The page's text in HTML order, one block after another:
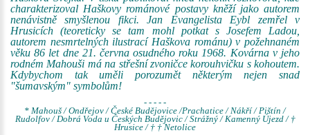
charakterizoval Haškovy románové postavy kněží jako autorem
nenávistně smyšlenou fikci. Jan Evangelista Eybl zemřel v
Hrusicích (teoreticky se tam mohl potkat s Josefem Ladou,
autorem nesmrtelných ilustrací Haškova románu) v požehnaném
věku 86 let dne 21. června osudného roku 1968. Kovárna v jeho
rodném Mahouši má na střešní zvoničce korouhvičku s kohoutem.
Kdybychom tak uměli porozumět některým nejen snad
"šumavským" symbolům!
- - - - -
* Mahouš / Ondřejov / České Budějovice /Prachatice / Nákří / Pištín /
Rudolfov / Dobrá Voda u Českých Budějovic / Strážný / Kamenný Újezd / †
Hrusice / † † Netolice